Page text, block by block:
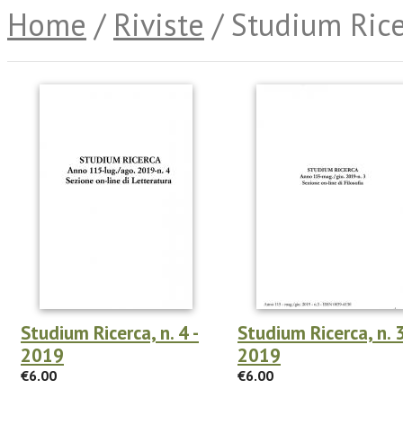
Home / Riviste / Studium
Studium Ricerca, n. 4 -
2019
€6.00
Studium Ricerca, n.
2019
€6.00